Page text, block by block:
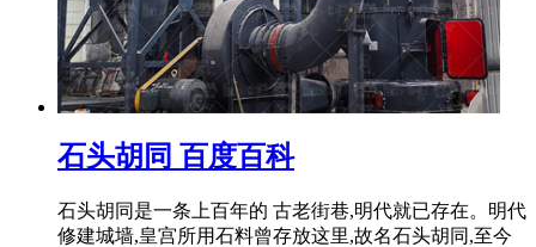
石头胡同 百度百科
石头胡同是一条上百年的 古老街巷,明代就已存在。明代
修建城墙,皇宫所用石料曾存放这里,故名石头胡同,至今